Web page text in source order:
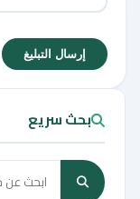
إرسال التبليغ
بحث سريع